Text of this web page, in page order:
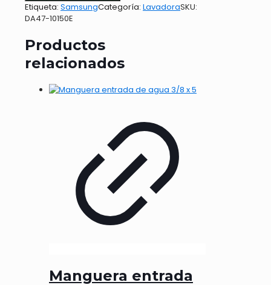
Etiqueta: SamsungCategoría: LavadoraSKU:
DA47-10150E
Productos
relacionados
Manguera entrada